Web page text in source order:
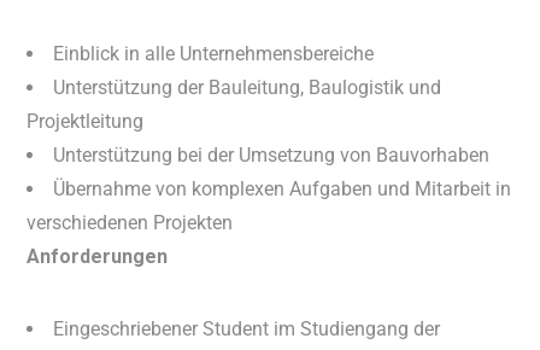
Einblick in alle Unternehmensbereiche
Unterstützung der Bauleitung, Baulogistik und
Projektleitung
Unterstützung bei der Umsetzung von Bauvorhaben
Übernahme von komplexen Aufgaben und Mitarbeit in
verschiedenen Projekten
Anforderungen
Eingeschriebener Student im Studiengang der